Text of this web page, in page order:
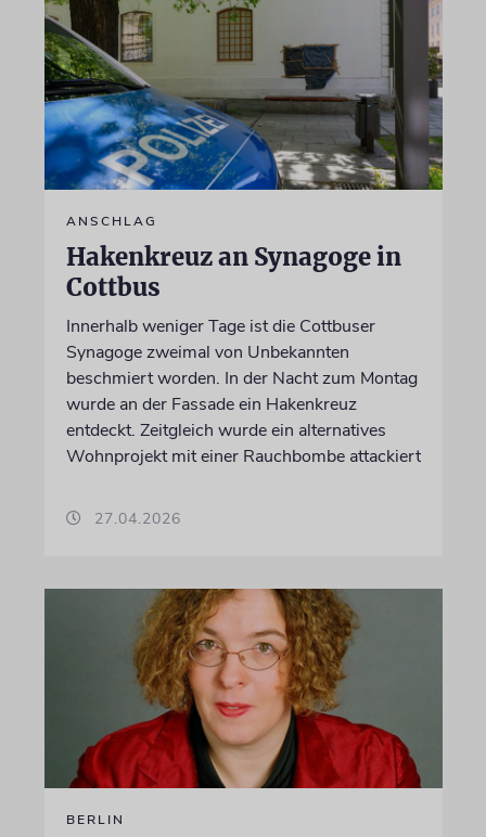
ANSCHLAG
Hakenkreuz an Synagoge in
Cottbus
Innerhalb weniger Tage ist die Cottbuser
Synagoge zweimal von Unbekannten
beschmiert worden. In der Nacht zum Montag
wurde an der Fassade ein Hakenkreuz
entdeckt. Zeitgleich wurde ein alternatives
Wohnprojekt mit einer Rauchbombe attackiert
27.04.2026
BERLIN